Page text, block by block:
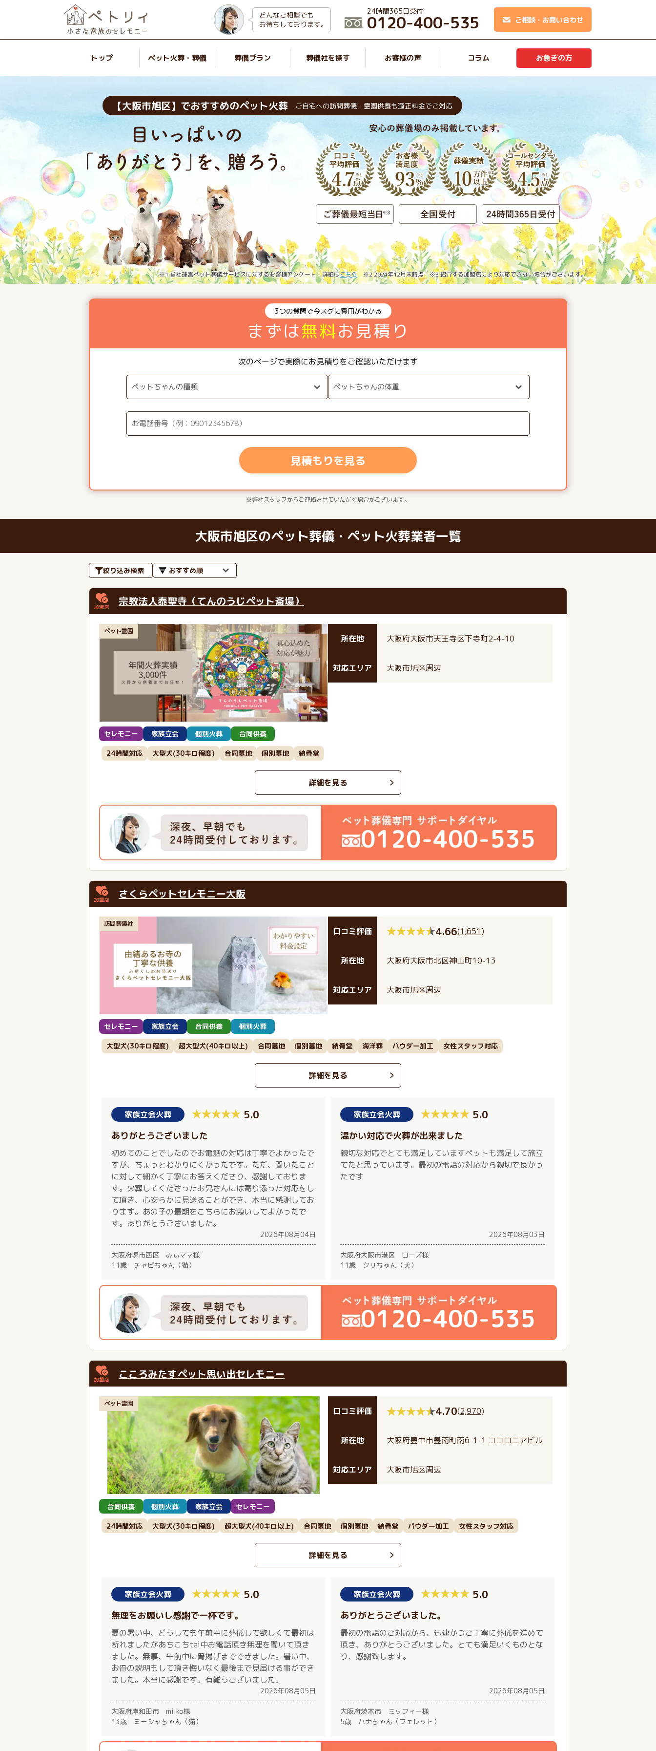
どんなご相談でも
お待ちしております。
24時間365日受付
0120-400-535 ご相談・お問い合わせ
トップ ペット火葬・葬儀 葬儀プラン 葬儀社を探す お客様の声 コラム お急ぎの方
【大阪市旭区】でおすすめのペット火葬 ご自宅への訪問葬儀・霊園供養も適正料金でご対応
※1 当社運営ペット葬儀サービスに対するお客様アンケート：詳細はこちら※2 2024年12月末時点 ※3 紹介する加盟店により対応できない場合がございます。
3つの質問で今スグに費用がわかる
まずは無料お見積り
次のページで実際にお見積りをご確認いただけます
見積もりを見る
※弊社スタッフからご連絡させていただく場合がございます。
大阪市旭区のペット葬儀・ペット火葬業者一覧
絞り込み検索
宗教法人泰聖寺（てんのうじペット斎場）
ペット霊園
所在地 大阪府大阪市天王寺区下寺町2-4-10
対応エリア 大阪市旭区周辺
セレモニー 家族立会 個別火葬 合同供養
24時間対応 大型犬(30キロ程度) 合同墓地 個別墓地 納骨堂
詳細を見る
0120-400-535
さくらペットセレモニー大阪
訪問葬儀社
口コミ評価 4.66(1,651 )
所在地 大阪府大阪市北区神山町10-13
対応エリア 大阪市旭区周辺
セレモニー 家族立会 合同供養 個別火葬
大型犬(30キロ程度) 超大型犬(40キロ以上) 合同墓地 個別墓地 納骨堂 海洋葬 パウダー加工 女性スタッフ対応
詳細を見る
家族立会火葬 5.0
ありがとうございました
初めてのことでしたのでお電話の対応は丁寧でよかったで
すが、ちょっとわかりにくかったです。ただ、聞いたこと
に対して細かく丁寧にお答えくださり、感謝しておりま
す。火葬してくださったお兄さんには寄り添った対応をし
て頂き、心安らかに見送ることができ、本当に感謝してお
ります。あの子の最期をこちらにお願いしてよかったで
す。ありがとうございました。
2026年08月04日
大阪府堺市西区 みぃママ様
11歳 チャビちゃん（猫）
家族立会火葬 5.0
温かい対応で火葬が出来ました
親切な対応でとても満足していますペットも満足して旅立
てたと思っています。最初の電話の対応から親切で良かっ
たです
2026年08月03日
大阪府大阪市港区 ローズ様
11歳 クリちゃん（犬）
0120-400-535
こころみたすペット思い出セレモニー
ペット霊園
口コミ評価 4.70(2,970)
所在地 大阪府豊中市豊南町南6-1-1 ココロニアビル
対応エリア 大阪市旭区周辺
合同供養 個別火葬 家族立会 セレモニー
24時間対応 大型犬(30キロ程度) 超大型犬(40キロ以上) 合同墓地 個別墓地 納骨堂 パウダー加工 女性スタッフ対応
詳細を見る
家族立会火葬 5.0
無理をお願いし感謝で一杯です。
夏の暑い中、どうしても午前中に葬儀して欲しくて最初は
断れましたがあちこちtel中お電話頂き無理を聞いて頂き
ました。無事、午前中に骨揚げまでできました。暑い中、
お骨の説明もして頂き悔いなく最後まで見届ける事ができ
ました。本当に感謝です。有難うございました。
2026年08月05日
大阪府岸和田市 miiko様
13歳 ミーシャちゃん（猫）
家族立会火葬 5.0
ありがとうございました。
最初の電話のご対応から、迅速かつご丁寧に葬儀を進めて
頂き、ありがとうございました。とても満足いくものとな
り、感謝致します。
2026年08月05日
大阪府茨木市 ミッフィー様
5歳 ハナちゃん（フェレット）